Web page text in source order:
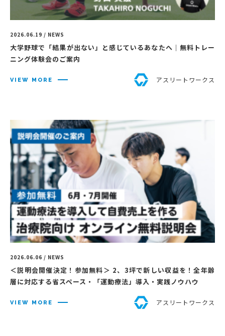
2026.06.19 / NEWS
大学野球で「結果が出ない」と感じているあなたへ｜無料トレー
ニング体験会のご案内
VIEW MORE アスリートワークス
2026.06.06 / NEWS
＜説明会開催決定！参加無料＞ 2、3坪で新しい収益を！全年齢
層に対応する省スペース・「運動療法」導入・実践ノウハウ
VIEW MORE アスリートワークス